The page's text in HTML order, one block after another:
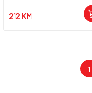
212 KM
1